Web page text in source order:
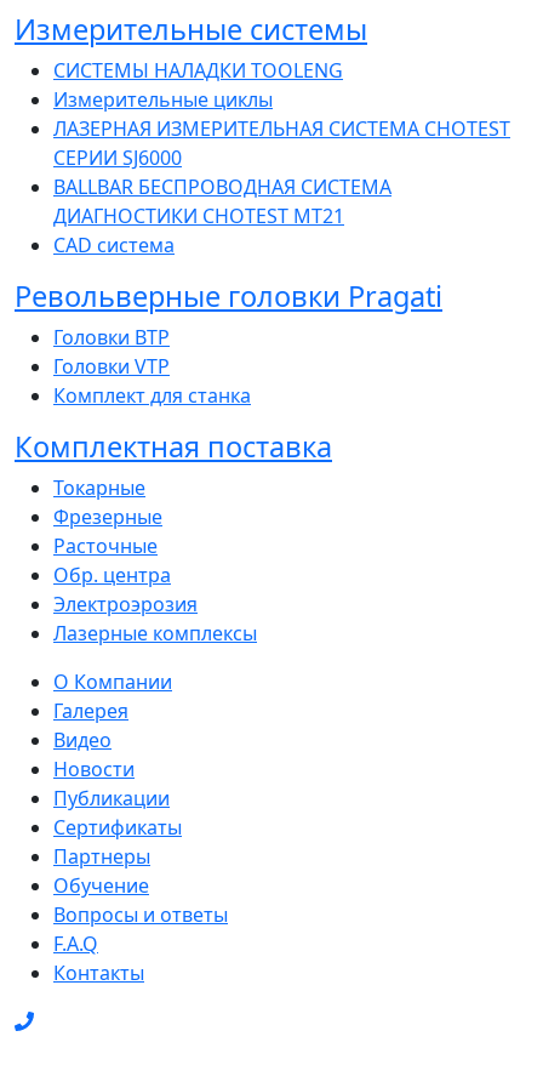
Измерительные системы
СИСТЕМЫ НАЛАДКИ ТOOLENG
Измерительные циклы
ЛАЗЕРНАЯ ИЗМЕРИТЕЛЬНАЯ СИСТЕМА CHOTEST
СЕРИИ SJ6000
BALLBAR БЕСПРОВОДНАЯ СИСТЕМА
ДИАГНОСТИКИ CHOTEST MT21
CAD система
Pевольверные головки Pragati
Головки BTP
Головки VTP
Комплект для станка
Комплектная поставка
Токарные
Фрезерные
Расточные
Обр. центра
Электроэрозия
Лазерные комплексы
О Компании
Галерея
Видео
Новости
Публикации
Сертификаты
Партнеры
Обучение
Вопросы и ответы
F.A.Q
Контакты